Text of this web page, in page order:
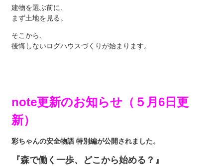
建物を選ぶ前に、
まず土地を見る。
そこから、
後悔しないログハウスづくりが始まります。
note更新のお知らせ（５月6日更
新）
彩ちゃんの安全物語 特別編が公開されました。
『森で働く一歩、どこから始める？』